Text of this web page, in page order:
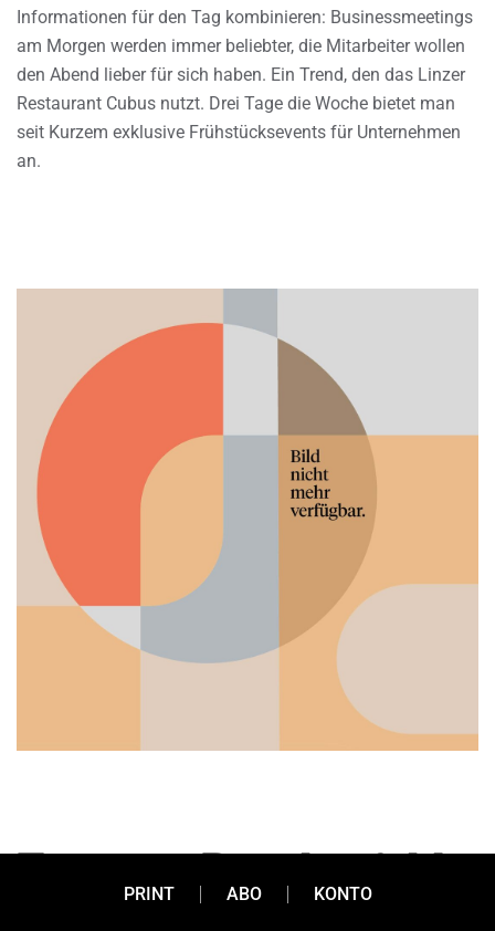
Informationen für den Tag kombinieren: Businessmeetings
am Morgen werden immer beliebter, die Mitarbeiter wollen
den Abend lieber für sich haben. Ein Trend, den das Linzer
Restaurant Cubus nutzt. Drei Tage die Woche bietet man
seit Kurzem exklusive Frühstücksevents für Unternehmen
an.
Ein gutes Bauchgefühl
PRINT ABO KONTO